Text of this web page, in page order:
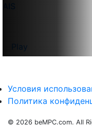
Play
Условия
Политика
© 2026 beMPC.com. All